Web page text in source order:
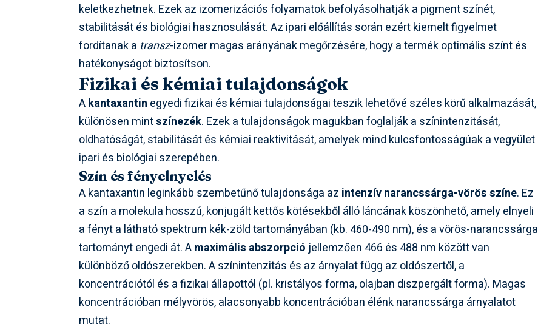
keletkezhetnek. Ezek az izomerizációs folyamatok befolyásolhatják a pigment színét,
stabilitását és biológiai hasznosulását. Az ipari előállítás során ezért kiemelt figyelmet
fordítanak a transz-izomer magas arányának megőrzésére, hogy a termék optimális színt és
hatékonyságot biztosítson.
Fizikai és kémiai tulajdonságok
Akantaxantin egyedi fizikai és kémiai tulajdonságai teszik lehetővé széles körű alkalmazását,
különösen mintszínezék. Ezek a tulajdonságok magukban foglalják a színintenzitását,
oldhatóságát, stabilitását és kémiai reaktivitását, amelyek mind kulcsfontosságúak a vegyület
ipari és biológiai szerepében.
Szín és fényelnyelés
A kantaxantin leginkább szembetűnő tulajdonsága az intenzív narancssárga-vörös színe. Ez
a szín a molekula hosszú, konjugált kettős kötésekből álló láncának köszönhető, amely elnyeli
a fényt a látható spektrum kék-zöld tartományában (kb. 460-490 nm), és a vörös-narancssárga
tartományt engedi át. Amaximális abszorpció jellemzően 466 és 488 nm között van
különböző oldószerekben. A színintenzitás és az árnyalat függ az oldószertől, a
koncentrációtól és a fizikai állapottól (pl. kristályos forma, olajban diszpergált forma). Magas
koncentrációban mélyvörös, alacsonyabb koncentrációban élénk narancssárga árnyalatot
mutat.